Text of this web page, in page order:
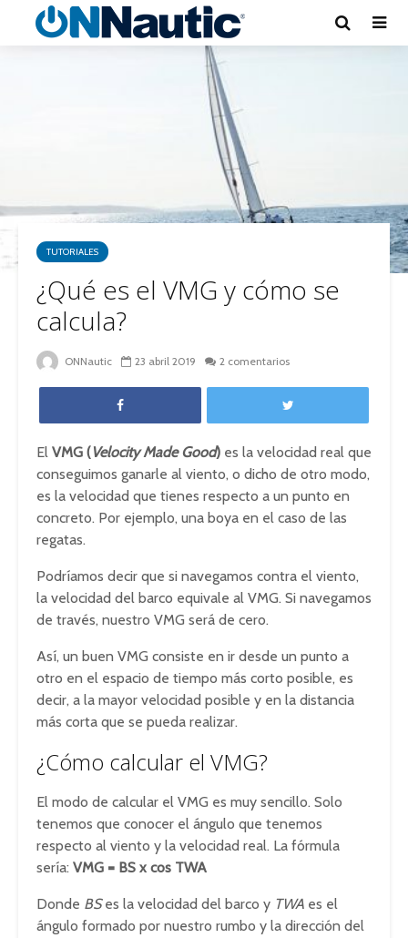
TUTORIALES
¿Qué es el VMG y cómo se
calcula?
ONNautic 23 abril 2019 2 comentarios
El VMG (Velocity Made Good) es la velocidad real que
conseguimos ganarle al viento, o dicho de otro modo,
es la velocidad que tienes respecto a un punto en
concreto. Por ejemplo, una boya en el caso de las
regatas.
Podríamos decir que si navegamos contra el viento,
la velocidad del barco equivale al VMG. Si navegamos
de través, nuestro VMG será de cero.
Así, un buen VMG consiste en ir desde un punto a
otro en el espacio de tiempo más corto posible, es
decir, a la mayor velocidad posible y en la distancia
más corta que se pueda realizar.
¿Cómo calcular el VMG?
El modo de calcular el VMG es muy sencillo. Solo
tenemos que conocer el ángulo que tenemos
respecto al viento y la velocidad real. La fórmula
sería: VMG = BS x cos TWA
Donde BSes la velocidad del barco y TWA es el
ángulo formado por nuestro rumbo y la dirección del